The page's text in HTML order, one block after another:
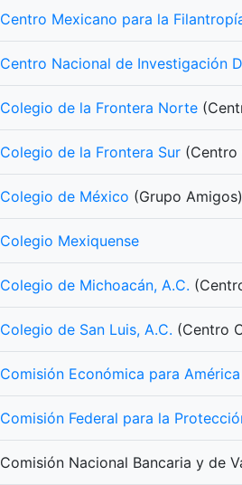
Centro Mexicano para la
Centro Nacional de Investigación
Colegio de la Frontera Norte
Colegio de la Frontera Sur (Centro
Colegio de México (Grupo Amigos)
Colegio Mexiquense
Colegio de Michoacán, A.C.
Colegio de San Luis, A.C. (Centro
Comisión Económica para
Comisión Federal para la
Comisión Nacional Bancaria y de